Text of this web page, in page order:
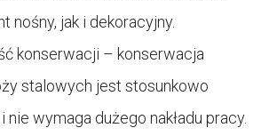
nośny, jak i dekoracyjny.
konserwacji – konserwacja
stalowych jest stosunkowo
nie wymaga dużego nakładu pracy.